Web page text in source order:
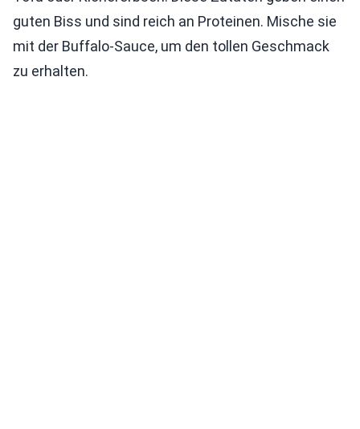
guten Biss und sind reich an Proteinen. Mische sie
mit der Buffalo-Sauce, um den tollen Geschmack
zu erhalten.